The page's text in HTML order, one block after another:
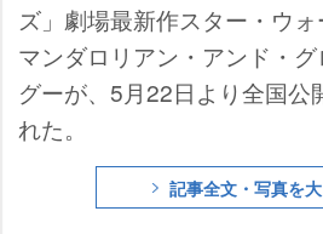
ズ」劇場最新作スター・ウ
マンダロリアン・アンド・グ
グーが、5月22日より全国公
れた。
記事全文・写真を